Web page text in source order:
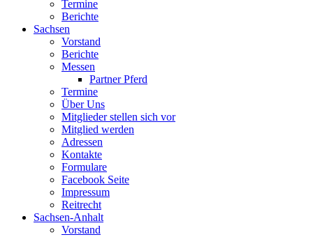
Termine
Berichte
Sachsen
Vorstand
Berichte
Messen
Partner Pferd
Termine
Über Uns
Mitglieder stellen sich vor
Mitglied werden
Adressen
Kontakte
Formulare
Facebook Seite
Impressum
Reitrecht
Sachsen-Anhalt
Vorstand